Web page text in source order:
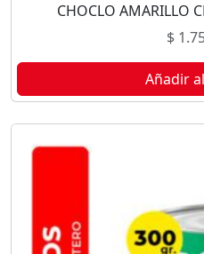
CHOCLO AMARILLO
$
Añadir